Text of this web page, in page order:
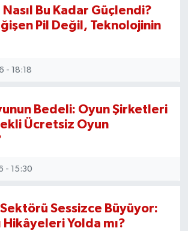
Bu Kadar Güçlendi?
Pil Değil, Teknolojinin
- 18:18
Bedeli: Oyun Şirketleri
Ücretsiz Oyun
- 15:30
Sessizce Büyüyor:
Hikâyeleri Yolda mı?